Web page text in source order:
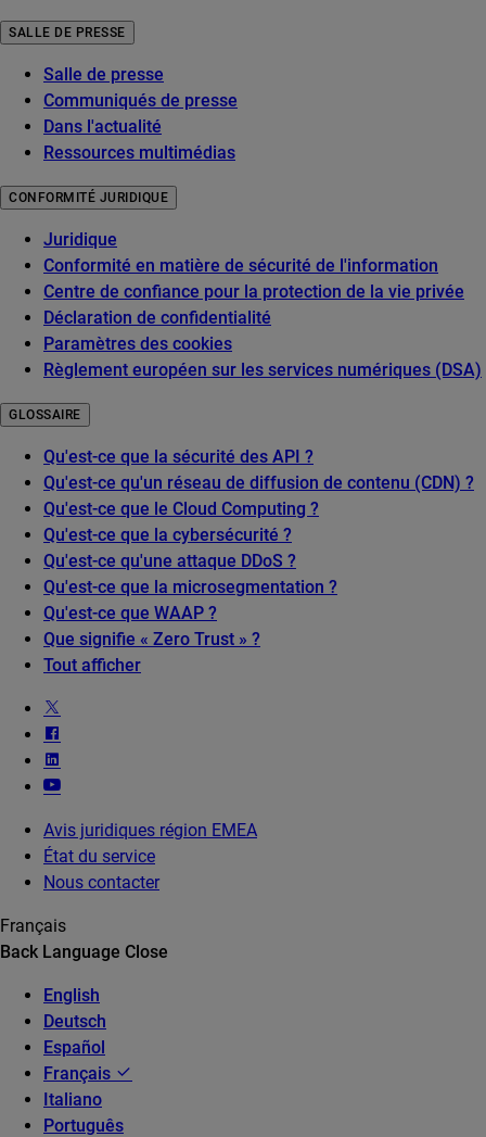
SALLE DE PRESSE
Salle de presse
Communiqués de presse
Dans l'actualité
Ressources multimédias
CONFORMITÉ JURIDIQUE
Juridique
Conformité en matière de sécurité de l'information
Centre de confiance pour la protection de la vie privée
Déclaration de confidentialité
Paramètres des cookies
Règlement européen sur les services numériques (DSA)
GLOSSAIRE
Qu'est-ce que la sécurité des API ?
Qu'est-ce qu'un réseau de diffusion de contenu (CDN) ?
Qu'est-ce que le Cloud Computing ?
Qu'est-ce que la cybersécurité ?
Qu'est-ce qu'une attaque DDoS ?
Qu'est-ce que la microsegmentation ?
Qu'est-ce que WAAP ?
Que signifie « Zero Trust » ?
Tout afficher
Avis juridiques région EMEA
État du service
Nous contacter
Français
Back Language Close
English
Deutsch
Español
Français
Italiano
Português